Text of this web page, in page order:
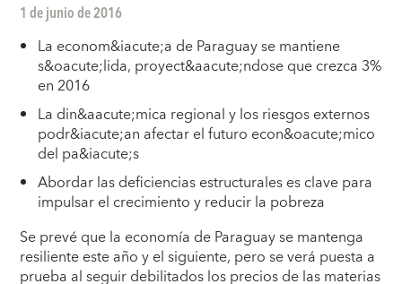
1 de junio de 2016
La econom&iacute;a de Paraguay se mantiene
s&oacute;lida, proyect&aacute;ndose que crezca 3%
en 2016
La din&aacute;mica regional y los riesgos externos
podr&iacute;an afectar el futuro econ&oacute;mico
del pa&iacute;s
Abordar las deficiencias estructurales es clave para
impulsar el crecimiento y reducir la pobreza
Se prevé que la economía de Paraguay se mantenga
resiliente este año y el siguiente, pero se verá puesta a
prueba al seguir debilitados los precios de las materias